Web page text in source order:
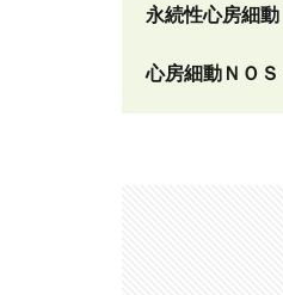
永続性心房細
心房細動ＮＯ